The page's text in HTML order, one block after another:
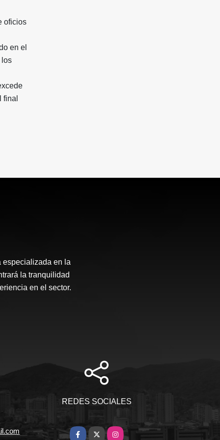
oficios
en el
los
especializada en la
la tranquilidad
en el sector.
REDES SOCIALES
Facebook
X Instagram